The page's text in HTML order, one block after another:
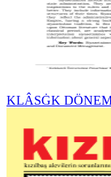
KLÂSĠK